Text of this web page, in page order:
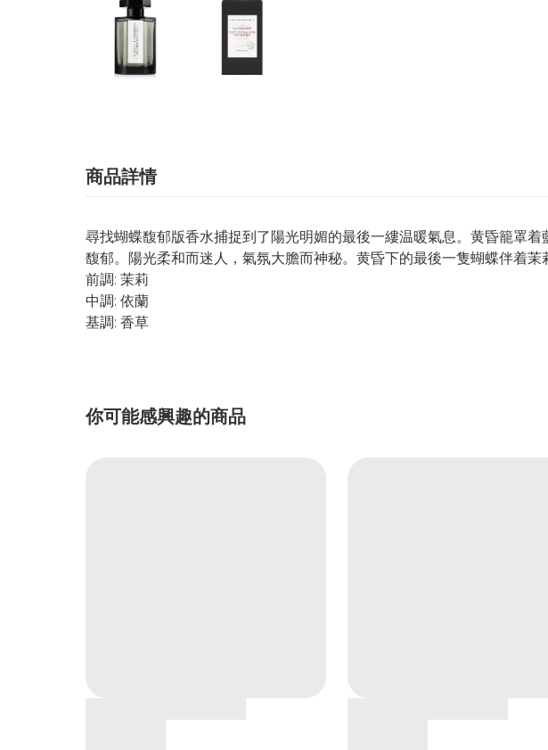
商品詳情
尋找蝴蝶馥郁版香水捕捉到了陽光明媚的最後一縷温暖氣息。黄昏籠罩
馥郁。陽光柔和而迷人，氣氛大膽而神秘。黄昏下的最後一隻蝴蝶伴着茉
前調: 茉莉
中調: 依蘭
基調: 香草
你可能感興趣的商品